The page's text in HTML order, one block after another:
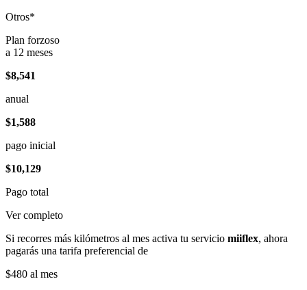
Otros*
Plan forzoso
a 12 meses
$8,541
anual
$1,588
pago inicial
$10,129
Pago total
Ver completo
Si recorres más kilómetros al mes activa tu servicio miiflex, ahora
pagarás una tarifa preferencial de
$480 al mes